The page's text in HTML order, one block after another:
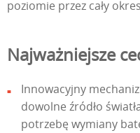
poziomie przez cały
Najważniejsze
Innowacyjny
dowolne źródło
potrzebę wymiany